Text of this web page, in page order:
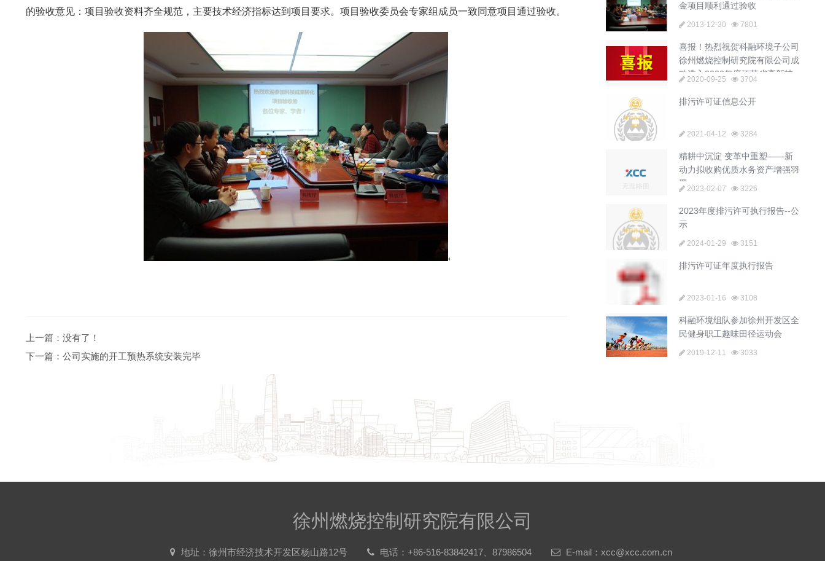
的验收意见：项目验收资料齐全规范，主要技术经济指标达到项目要求。项目验收委员会专家组成员一致同意项目通过验收。
上一篇：没有了！
下一篇： 公司实施的开工预热系统安装完毕
金项目顺利通过验收
2013-12-30 7801
喜报！热烈祝贺科融环境子公司
徐州燃烧控制研究院有限公司成
功选入2020年度江苏省高新技
2020-09-25 3704
排污许可证信息公开
2021-04-12 3284
精耕中沉淀 变革中重塑——新
动力拟收购优质水务资产增强羽
翼
2023-02-07 3226
2023年度排污许可执行报告--公
示
2024-01-29 3151
排污许可证年度执行报告
2023-01-16 3108
科融环境组队参加徐州开发区全
民健身职工趣味田径运动会
2019-12-11 3033
徐州燃烧控制研究院有限公司
地址：徐州市经济技术开发区杨山路12号 电话：+86-516-83842417、87986504 E-mail：xcc@xcc.com.cn